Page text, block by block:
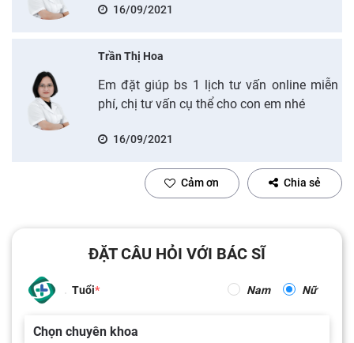
16/09/2021
Trần Thị Hoa
Em đặt giúp bs 1 lịch tư vấn online miễn
phí, chị tư vấn cụ thể cho con em nhé
16/09/2021
Cảm ơn Chia sẻ
ĐẶT CÂU HỎI VỚI BÁC SĨ
Tuổi Nam Nữ
Chọn chuyên khoa